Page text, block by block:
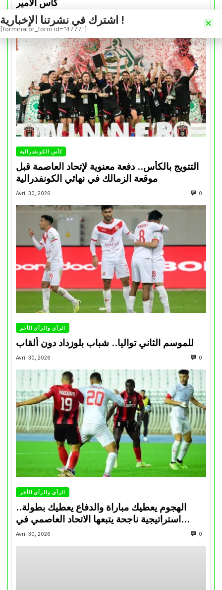
كأس الأمير
Mai 1, 2026
كأس الكونفدرالية
التتويج بالكأس.. دفعة معنوية لإتحاد العاصمة قبل
موقعة الزمالك في نهائي الكونفدرالية
Avril 30, 2026 0
الرأي والرأي الأخر
للموسم الثاني تواليا.. شباب بلوزداد دون ألقاب
Avril 30, 2026 0
الرأي والرأي الأخر
الهجوم يعطيك مباراة والدفاع يعطيك بطولة..
استراتيجية ناجحة يتبعها الاتحاد العاصمي في
تتويجاته آخر السنوات
Avril 30, 2026 0
اشترك في نشرتنا الإخبارية !
[forminator_form id="4777"]